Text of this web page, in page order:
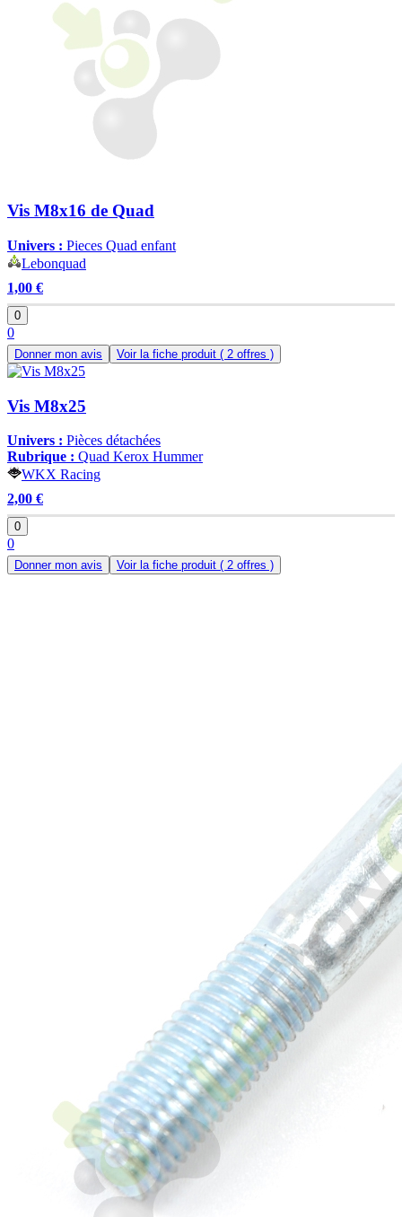
Vis M8x16 de Quad
Univers : Pieces Quad enfant
Lebonquad
1,00 €
0
0
Donner mon avis Voir la fiche produit ( 2 offres )
Vis M8x25
Univers : Pièces détachées
Rubrique : Quad Kerox Hummer
WKX Racing
2,00 €
0
0
Donner mon avis Voir la fiche produit ( 2 offres )